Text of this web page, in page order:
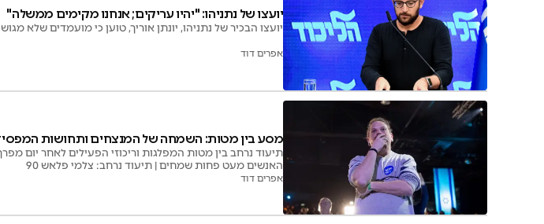
יועצו של נתניהו: "יהיו עריקים; אנחנו מקימים ממשלה"
יועצו הבכיר של נתניהו, יונתן אוריך, טוען כי מועמדים שלא
אפרים דוד
מסע בין מטות: השמחה של המנצחים ותחושות
תיעוד נרחב בין מטות המפלגות וריכוזי הפעילים לאחר יום
האנשים מעט פחות שמחים | תיעוד נרחב: צלמי פלאש 90
אפרים דוד